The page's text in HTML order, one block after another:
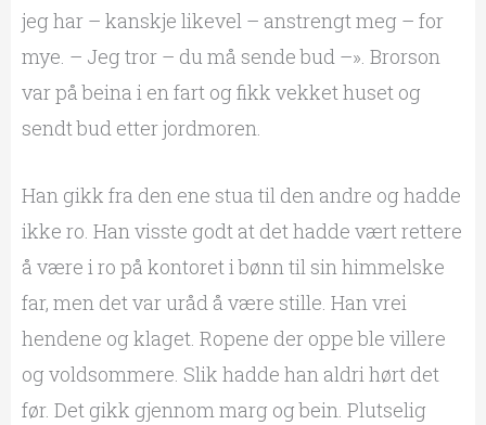
jeg har – kanskje likevel – anstrengt meg – for
mye. – Jeg tror – du må sende bud –». Brorson
var på beina i en fart og fikk vekket huset og
sendt bud etter jordmoren.
Han gikk fra den ene stua til den andre og hadde
ikke ro. Han visste godt at det hadde vært rettere
å være i ro på kontoret i bønn til sin himmelske
far, men det var uråd å være stille. Han vrei
hendene og klaget. Ropene der oppe ble villere
og voldsommere. Slik hadde han aldri hørt det
før. Det gikk gjennom marg og bein. Plutselig